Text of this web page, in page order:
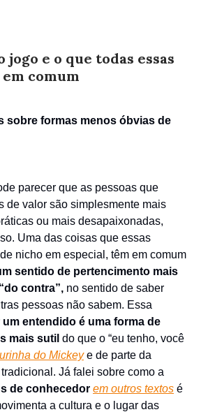
jogo e o que todas essas
comum
sobre formas menos óbvias de
parecer que as pessoas que
de valor são simplesmente mais
ou mais desapaixonadas,
Uma das coisas que essas
nicho em especial, têm em comum
sentido de pertencimento mais
contra”, no sentido de saber
pessoas não sabem. Essa
um entendido é uma forma de
mais sutil do que o “eu tenho, você
do Mickeye de parte da
Já falei sobre como a
de conhecedor em outros textos é
a cultura e o lugar das